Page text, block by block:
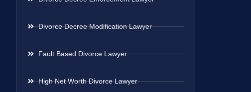
Divorce Decree Modification Lawyer
Fault Based Divorce Lawyer
High Net Worth Divorce Lawyer